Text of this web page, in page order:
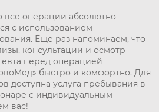
все операции абсолютно
с использованием
Еще раз напоминаем, что
консультации и осмотр
перед операцией
быстро и комфортно. Для
доступна услуга пребывания в
с индивидуальным
вас!